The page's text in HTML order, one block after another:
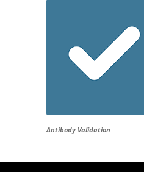
Antibody Validation